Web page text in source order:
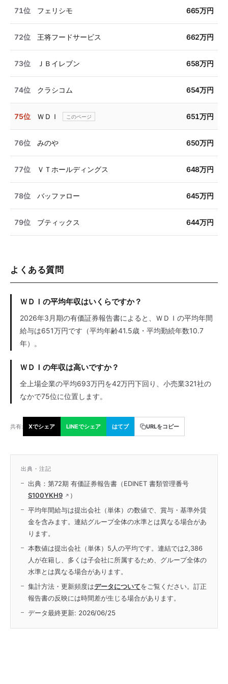
71位 フェリシモ 665万円
72位 王将フードサービス 662万円
73位 ＪＢイレブン 658万円
74位 クラシコム 654万円
75位 ＷＤＩ 651万円
76位 みのや 650万円
77位 ＶＴホールディングス 648万円
78位 バッファロー 645万円
79位 ブティックス 644万円
よくある質問
ＷＤＩの平均年収はいくらですか？
2026年3月期の有価証券報告書によると、ＷＤＩの平均年間
給与は651万円です（平均年齢41.5歳・平均勤続年数10.7
年）。
ＷＤＩの年収は高いですか？
全上場企業の平均693万円を42万円下回り、小売業321社の
なかで75位に位置します。
共有: Xでシェア LINEでシェア はてブ URLをコピー
出典・注記
出典：第72期 有価証券報告書（EDINET 書類管理番号
S100YKH9
）
平均年間給与は提出会社（単体）の数値で、賞与・基準外賃
金を含みます。連結グループ全体の水準とは異なる場合があ
ります。
本数値は提出会社（単体）5人の平均です。連結では2,386
人が在籍し、多くは子会社に所属するため、グループ全体の
水準とは異なる場合があります。
集計方法・更新頻度はデータについてをご覧ください。訂正
報告書の反映には時間差が生じる場合があります。
データ最終更新: 2026/06/25